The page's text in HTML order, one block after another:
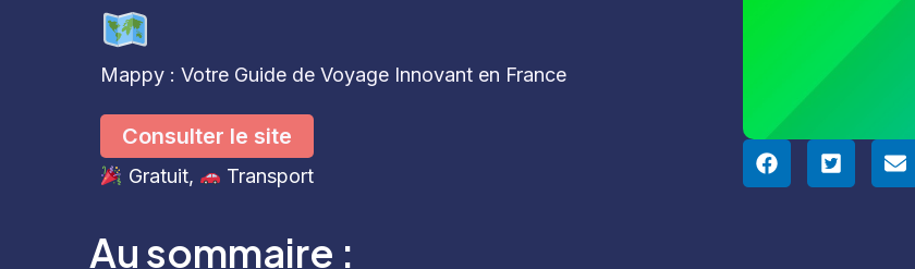
Mappy : Votre Guide de Voyage Innovant en France
Consulter le site
Gratuit, Transport
Au sommaire :